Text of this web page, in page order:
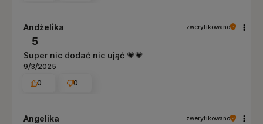
Andżelika zweryfikowano
5
Super nic dodać nic ująć 💗💗
9/3/2025
0
0
Angelika zweryfikowano